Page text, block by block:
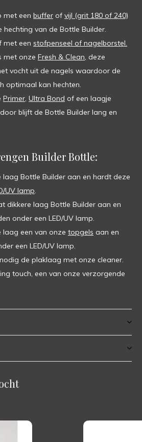
met een buffer of vijl (grit 180 of 240)
van de Bottle Builder.
met een stofpenseel of nagelborstel.
met onze Fresh & Clean, deze
vocht uit de nagels waardoor de
optimaal kan hechten.
Primer, Ultra Bond of een laagje
blijft de Bottle Builder lang en
Builder Bottle:
laag Bottle Builder aan en hardt deze
UV lamp.
dikkere laag Bottle Builder aan en
onder een LED/UV lamp.
laag een van onze topgels aan en
een LED/UV lamp.
de plaklaag met onze cleaner.
touch, een van onze verzorgende